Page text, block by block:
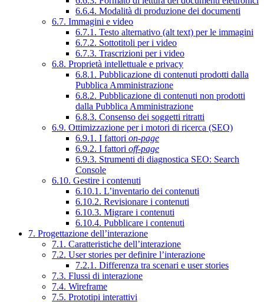
6.6.4. Modalità di produzione dei documenti
6.7. Immagini e video
6.7.1. Testo alternativo (alt text) per le immagini
6.7.2. Sottotitoli per i video
6.7.3. Trascrizioni per i video
6.8. Proprietà intellettuale e privacy
6.8.1. Pubblicazione di contenuti prodotti dalla
Pubblica Amministrazione
6.8.2. Pubblicazione di contenuti non prodotti
dalla Pubblica Amministrazione
6.8.3. Consenso dei soggetti ritratti
6.9. Ottimizzazione per i motori di ricerca (SEO)
6.9.1. I fattori on-page
6.9.2. I fattori off-page
6.9.3. Strumenti di diagnostica SEO: Search
Console
6.10. Gestire i contenuti
6.10.1. L’inventario dei contenuti
6.10.2. Revisionare i contenuti
6.10.3. Migrare i contenuti
6.10.4. Pubblicare i contenuti
7. Progettazione dell’interazione
7.1. Caratteristiche dell’interazione
7.2. User stories per definire l’interazione
7.2.1. Differenza tra scenari e user stories
7.3. Flussi di interazione
7.4. Wireframe
7.5. Prototipi interattivi